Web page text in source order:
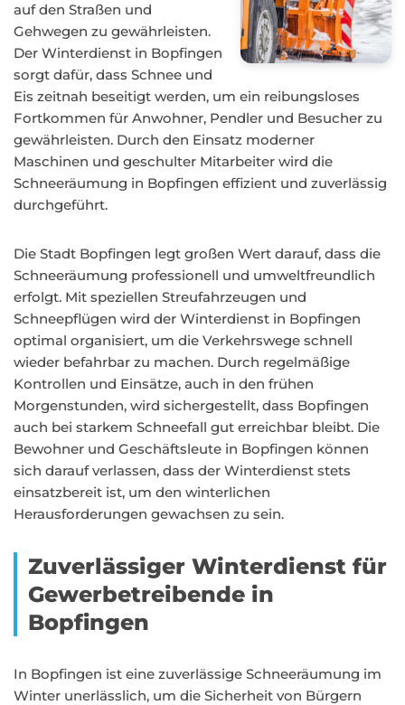
auf den Straßen und
Gehwegen zu gewährleisten.
Der Winterdienst in Bopfingen
sorgt dafür, dass Schnee und
Eis zeitnah beseitigt werden, um ein reibungsloses
Fortkommen für Anwohner, Pendler und Besucher zu
gewährleisten. Durch den Einsatz moderner
Maschinen und geschulter Mitarbeiter wird die
Schneeräumung in Bopfingen effizient und zuverlässig
durchgeführt.
Die Stadt Bopfingen legt großen Wert darauf, dass die
Schneeräumung professionell und umweltfreundlich
erfolgt. Mit speziellen Streufahrzeugen und
Schneepflügen wird der Winterdienst in Bopfingen
optimal organisiert, um die Verkehrswege schnell
wieder befahrbar zu machen. Durch regelmäßige
Kontrollen und Einsätze, auch in den frühen
Morgenstunden, wird sichergestellt, dass Bopfingen
auch bei starkem Schneefall gut erreichbar bleibt. Die
Bewohner und Geschäftsleute in Bopfingen können
sich darauf verlassen, dass der Winterdienst stets
einsatzbereit ist, um den winterlichen
Herausforderungen gewachsen zu sein.
Zuverlässiger Winterdienst für
Gewerbetreibende in
Bopfingen
In Bopfingen ist eine zuverlässige Schneeräumung im
Winter unerlässlich, um die Sicherheit von Bürgern